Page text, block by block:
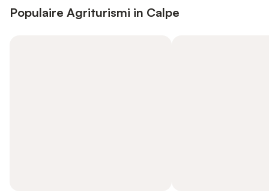
Populaire Agriturismi in Calpe